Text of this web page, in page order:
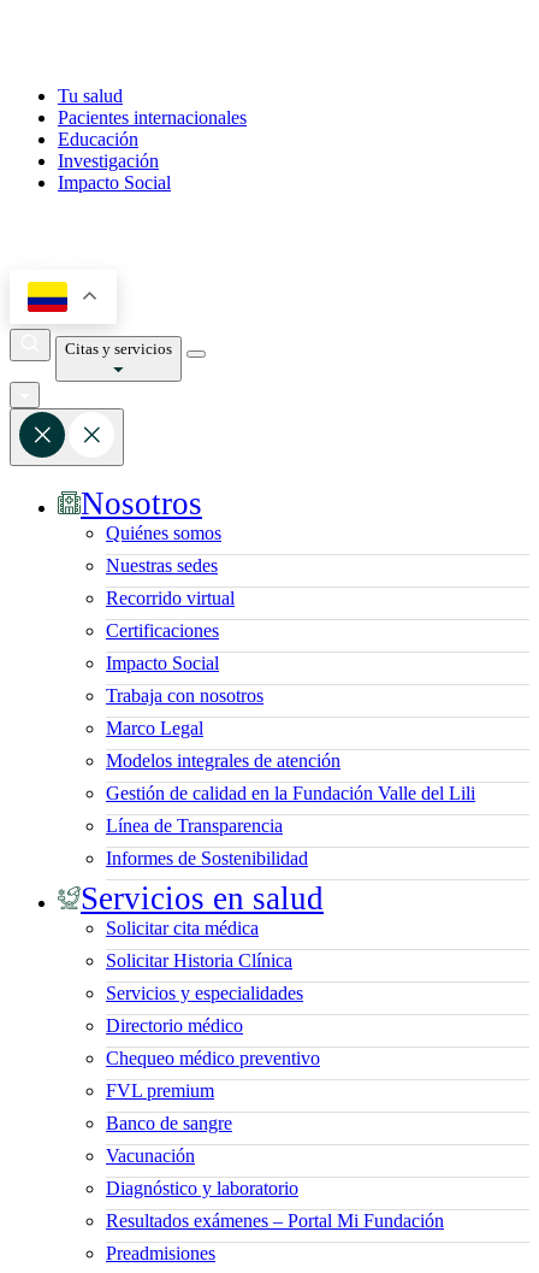
Tu salud
Pacientes internacionales
Educación
Investigación
Impacto Social
Citas y servicios
Nosotros
Quiénes somos
Nuestras sedes
Recorrido virtual
Certificaciones
Impacto Social
Trabaja con nosotros
Marco Legal
Modelos integrales de atención
Gestión de calidad en la Fundación Valle del Lili
Línea de Transparencia
Informes de Sostenibilidad
Servicios en salud
Solicitar cita médica
Solicitar Historia Clínica
Servicios y especialidades
Directorio médico
Chequeo médico preventivo
FVL premium
Banco de sangre
Vacunación
Diagnóstico y laboratorio
Resultados exámenes – Portal Mi Fundación
Preadmisiones